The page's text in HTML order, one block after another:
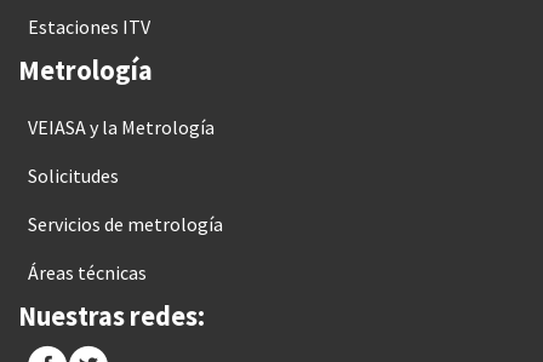
Estaciones ITV
Metrología
VEIASA y la Metrología
Solicitudes
Servicios de metrología
Áreas técnicas
Nuestras redes: